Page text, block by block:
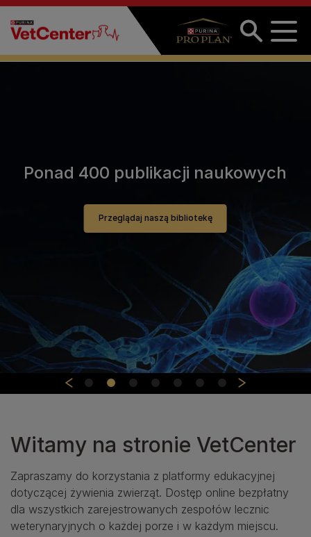
Przejdź do treści
Ponad 400 publikacji naukowych
Przeglądaj naszą bibliotekę
Witamy na stronie VetCenter
Zapraszamy do korzystania z platformy edukacyjnej
dotyczącej żywienia zwierząt. Dostęp online bezpłatny
dla wszystkich zarejestrowanych zespołów lecznic
weterynaryjnych o każdej porze i w każdym miejscu.